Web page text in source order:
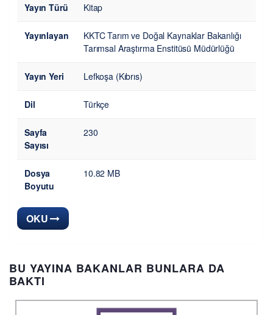
Yayın Türü Kitap
Yayınlayan
KKTC Tarım ve Doğal Kaynaklar Bakanlığı
Tarımsal Araştırma Enstitüsü Müdürlüğü
Yayın Yeri Lefkoşa (Kıbrıs)
Dil Türkçe
Sayfa
Sayısı
230
Dosya
Boyutu
10.82 MB
OKU
BU YAYINA BAKANLAR BUNLARA DA
BAKTI